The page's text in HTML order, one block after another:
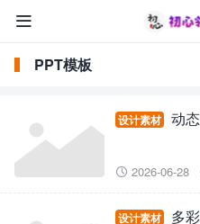

PPT模板
设计素材 动
 2026-06-28
设计素材 多